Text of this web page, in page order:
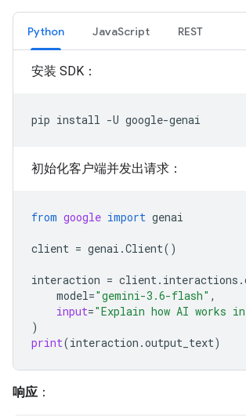
Python JavaScript REST
安装 SDK：
pip install -U
初始化客户端并发出请求：
from google import genai
client = genai .Client()
interaction = client. interactions .
model="gemini-3.6-flash" ,
input="Explain how AI works
)
print(interaction .output_text)
响应 ：